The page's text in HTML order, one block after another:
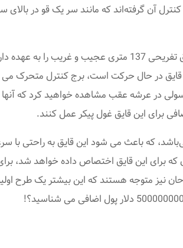
آن گرفته‌اند که مانند سر یک قو در بالای
آوانگاردیا به 5 عرشه تقسیم شده و می تواند تا 60 مسافر را در خود جای دهد. «سر قو» برج کنترلی است که هدایت این قایق
و خود را به یک قایق کمکی 16 متری تبدیل کند. هنگامی که قایق در حال حرکت است، برج
در عرشه عقب مشاهده خواهید کرد که
برای این قایق غول پیکر عمل کنند.
که برای این قایق اختصاص داده خواهد شد،
نیز متوجه هستند که این بیشتر یک طرح